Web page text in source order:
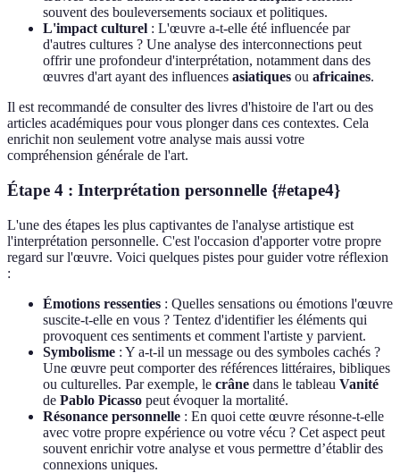
souvent des bouleversements sociaux et politiques.
L'impact culturel : L'œuvre a-t-elle été influencée par
d'autres cultures ? Une analyse des interconnections peut
offrir une profondeur d'interprétation, notamment dans des
œuvres d'art ayant des influences asiatiques ou africaines.
Il est recommandé de consulter des livres d'histoire de l'art ou des
articles académiques pour vous plonger dans ces contextes. Cela
enrichit non seulement votre analyse mais aussi votre
compréhension générale de l'art.
Étape 4 : Interprétation personnelle {#etape4}
L'une des étapes les plus captivantes de l'analyse artistique est
l'interprétation personnelle. C'est l'occasion d'apporter votre propre
regard sur l'œuvre. Voici quelques pistes pour guider votre réflexion
:
Émotions ressenties : Quelles sensations ou émotions l'œuvre
suscite-t-elle en vous ? Tentez d'identifier les éléments qui
provoquent ces sentiments et comment l'artiste y parvient.
Symbolisme : Y a-t-il un message ou des symboles cachés ?
Une œuvre peut comporter des références littéraires, bibliques
ou culturelles. Par exemple, le crâne dans le tableau Vanité
de Pablo Picasso peut évoquer la mortalité.
Résonance personnelle : En quoi cette œuvre résonne-t-elle
avec votre propre expérience ou votre vécu ? Cet aspect peut
souvent enrichir votre analyse et vous permettre d’établir des
connexions uniques.